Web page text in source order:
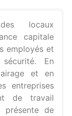
locaux
capitale
employés et
En
et en
entreprises
de travail
présente de